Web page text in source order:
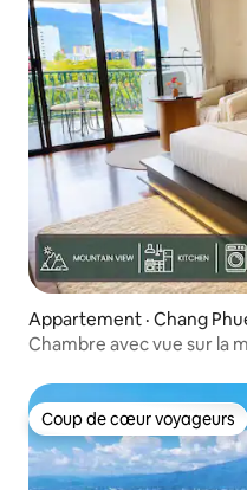
Appartement · Chang
Chambre avec vue sur la
Coup de cœur voyageurs
Coup de cœur voyageurs